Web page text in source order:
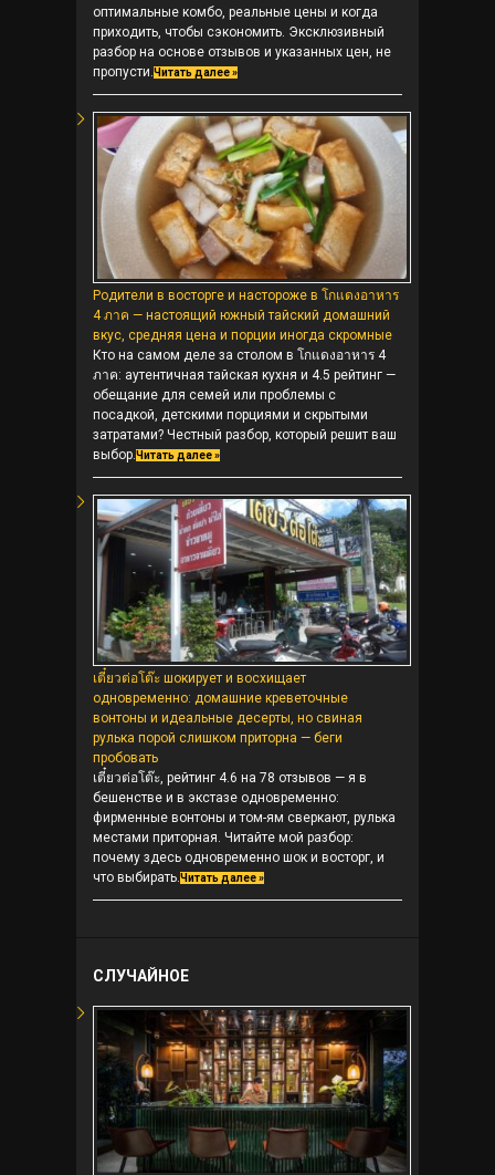
оптимальные комбо, реальные цены и когда
приходить, чтобы сэкономить. Эксклюзивный
разбор на основе отзывов и указанных цен, не
пропусти.Читать далее »
Родители в восторге и настороже в โกแดงอาหาร
4 ภาค — настоящий южный тайский домашний
вкус, средняя цена и порции иногда скромные
Кто на самом деле за столом в โกแดงอาหาร 4
ภาค: аутентичная тайская кухня и 4.5 рейтинг —
обещание для семей или проблемы с
посадкой, детскими порциями и скрытыми
затратами? Честный разбор, который решит ваш
выбор.Читать далее »
เตี๋ยวต่อโต๊ะ шокирует и восхищает
одновременно: домашние креветочные
вонтоны и идеальные десерты, но свиная
рулька порой слишком приторна — беги
пробовать
เตี๋ยวต่อโต๊ะ, рейтинг 4.6 на 78 отзывов — я в
бешенстве и в экстазе одновременно:
фирменные вонтоны и том-ям сверкают, рулька
местами приторная. Читайте мой разбор:
почему здесь одновременно шок и восторг, и
что выбирать.Читать далее »
СЛУЧАЙНОЕ